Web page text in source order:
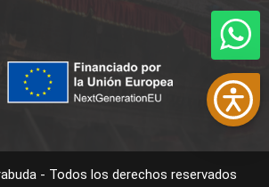
- Todos los derechos reservados